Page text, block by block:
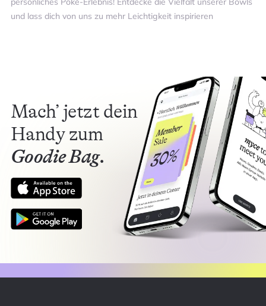
und lass dich von uns zu mehr Leichtigkeit inspirieren
Mach’ jetzt dein
Handy zum
Goodie Bag.